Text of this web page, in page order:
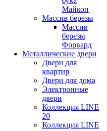
Майкоп
Массив березы
Массив
березы
Форвард
Металлические двери
Двери для
квартир
Двери для дома
Электронные
двери
Коллекция LINE
20
Коллекция LINE